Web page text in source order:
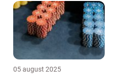
05 august 2025